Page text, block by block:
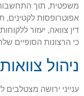
משפטית, תוך התחשבות
אפוטרופסות לקטינים,
דין צוואה, יעזור
כי הרצונות הסופיים
ניהול צוואות
ענייני ירושה